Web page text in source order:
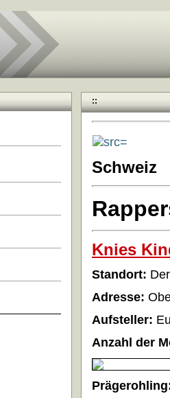
::
Schweiz
Knies
Standort:
Adresse:
Aufsteller:
Anzahl der